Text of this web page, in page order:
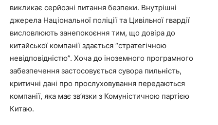
викликає серйозні питання безпеки. Внутрішні
джерела Національної поліції та Цивільної гвардії
висловлюють занепокоєння тим, що довіра до
китайської компанії здається “стратегічною
невідповідністю”. Хоча до іноземного програмного
забезпечення застосовується сувора пильність,
критичні дані про прослуховування передаються
компанії, яка має зв’язки з Комуністичною партією
Китаю.